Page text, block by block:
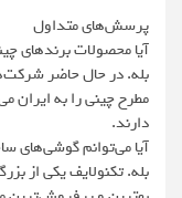
پرسش‌های متداول
آیا محصولات برندهای
بله. در حال حاضر
مطرح چینی را به ایران
دارند.
آیا می‌توانم گوشی‌های
بله. تکنولایف یکی از